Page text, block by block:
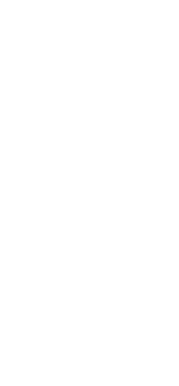
von oder Zugriff auf Informationen auf einem Endgerät
reduzierter Daten zur Auswahl von Werbeanzeigen
von Profilen für personalisierte Werbung
von Profilen zur Auswahl personalisierter Werbung
Werbeleistung
Performance von Inhalten
Zielgruppen durch Statistiken oder Kombinationen von
und Verbesserung der Angebote